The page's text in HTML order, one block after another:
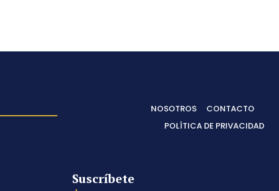
NOSOTROS
CONTACTO
POLÍTICA DE PRIVACIDAD
Suscríbete